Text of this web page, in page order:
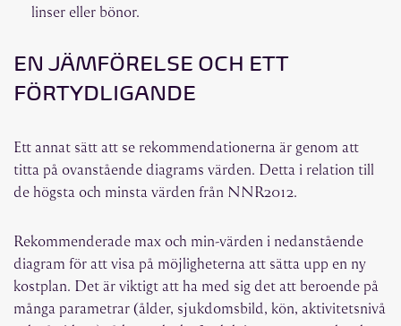
linser eller bönor.
EN JÄMFÖRELSE OCH ETT
FÖRTYDLIGANDE
Ett annat sätt att se rekommendationerna är genom att
titta på ovanstående diagrams värden. Detta i relation till
de högsta och minsta värden från NNR2012.
Rekommenderade max och min-värden i nedanstående
diagram för att visa på möjligheterna att sätta upp en ny
kostplan. Det är viktigt att ha med sig det att beroende på
många parametrar (ålder, sjukdomsbild, kön, aktivitetsnivå